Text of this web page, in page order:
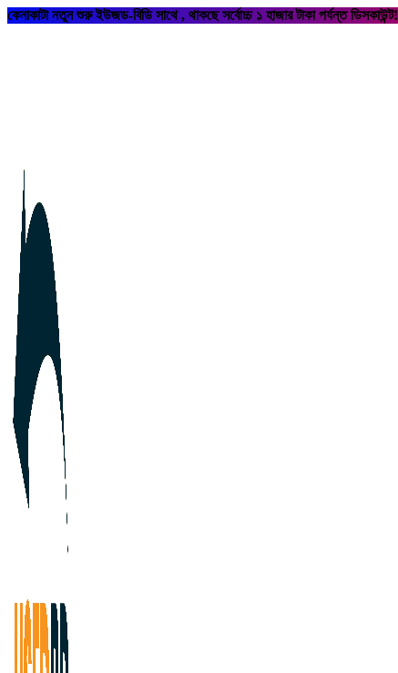
কেনাকাটা নতুন শুরু ইউজড-বিডি সাথে , থাকছে সর্বোচ্চ ১ হাজার টাকা পর্যন্ত ডিসকাউন্ট!